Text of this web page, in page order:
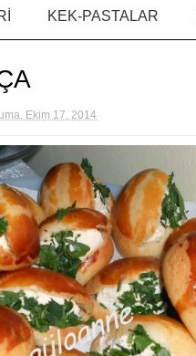
KEK-PASTALAR
Ekim 17, 2014